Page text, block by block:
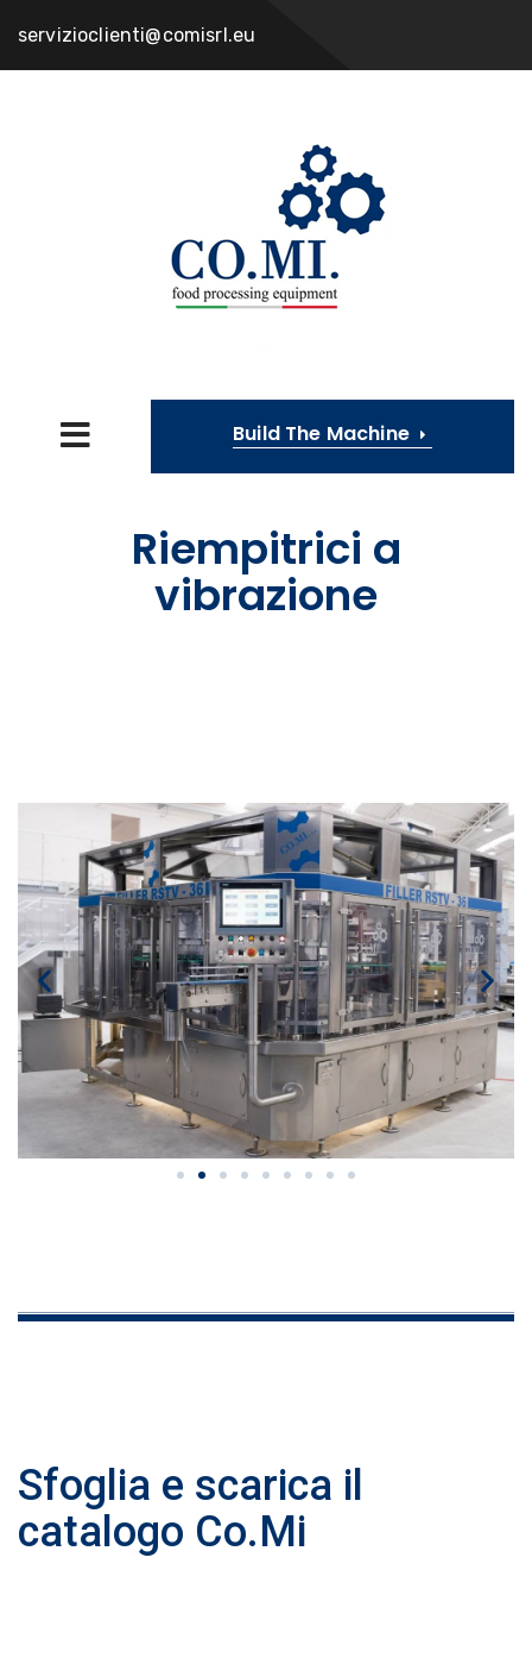
servizioclienti@comisrl.eu
Build The Machine
Riempitrici a
vibrazione
Sfoglia e scarica il
catalogo Co.Mi